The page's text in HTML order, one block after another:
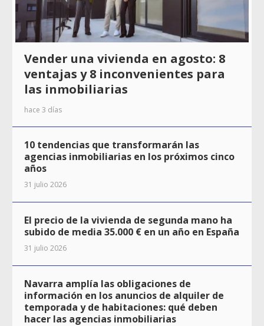
Vender una vivienda en agosto: 8
ventajas y 8 inconvenientes para
las inmobiliarias
hace 3 días
10 tendencias que transformarán las
agencias inmobiliarias en los próximos cinco
años
31 julio 2026
El precio de la vivienda de segunda mano ha
subido de media 35.000 € en un año en España
31 julio 2026
Navarra amplía las obligaciones de
información en los anuncios de alquiler de
temporada y de habitaciones: qué deben
hacer las agencias inmobiliarias